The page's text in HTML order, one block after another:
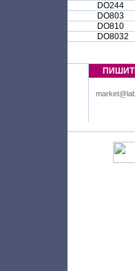
DO244
DO803
DO810
DO8032